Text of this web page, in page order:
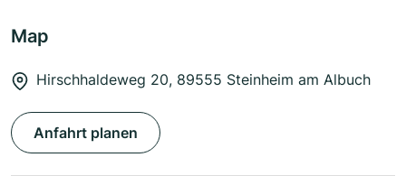
Map
Hirschhaldeweg 20, 89555 Steinheim am Albuch
Anfahrt planen